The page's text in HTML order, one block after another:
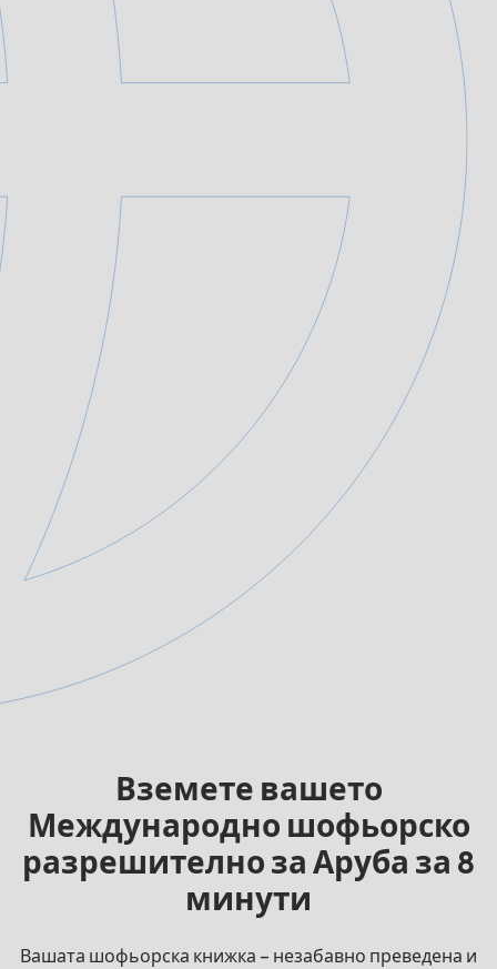
Вземете вашето
Международно шофьорско
разрешително за Аруба за 8
минути
Вашата шофьорска книжка – незабавно преведена и